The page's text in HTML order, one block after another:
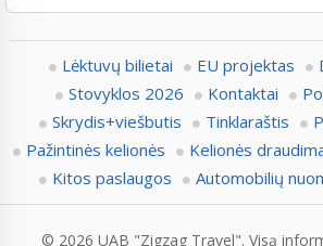
Lėktuvų bilietai EU projektas
Stovyklos 2026
Kontaktai
Skrydis+viešbutis
Tinklaraštis
Pažintinės kelionės
Kelionės
Kitos paslaugos
Automobilių
© 2026 UAB "Zigzag Travel". Visą